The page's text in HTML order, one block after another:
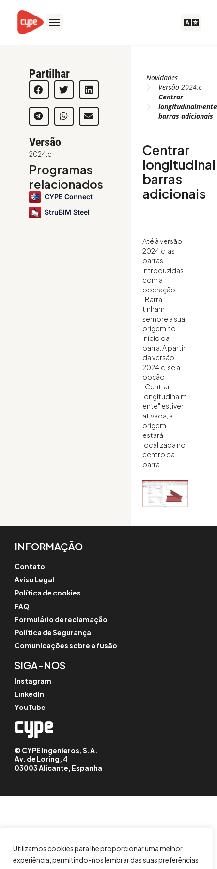
Utilizamos cookies para lhe proporcionar uma melhor
experiência, permitindo-nos lembrar das suas preferências
conteúdo
Partilhar
Versão
2024.c
Programas
relacionados
CYPE Connect
StruBIM Steel
Novidades
Versão2024.c
Centrar
longitudinalmente
barras adicionais
Centrar
barras
adicionais
Até à versão
2024.c, as
barras
introduzidas
com a
operação
"Barra"
tinham
sempre a sua
origem no
início da
barra. A partir
da versão
2024.c, se a
opção
"Centrar
longitudinalm
ente" estiver
ativada, a
origem
estará
localizada no
centro da
barra.
INFORMAÇÃO
Contato
Aviso Legal
Política de cookies
FAQ
Formulário de reclamação
Política de Segurança
Comunicações sobre a fusão
SIGA-NOS
Instagram
LinkedIn
YouTube
© CYPE Ingenieros, S.A.
Av. de Loring, 4
03003 Alicante, Espanha